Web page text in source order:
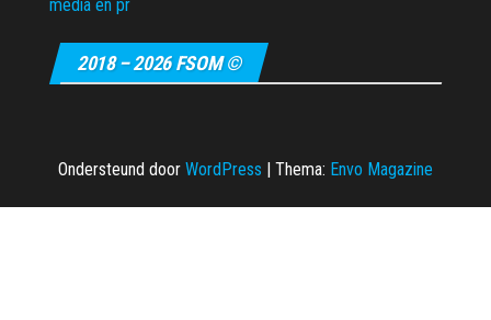
2018 – 2026 FSOM ©
Ondersteund door WordPress | Thema: Envo Magazine